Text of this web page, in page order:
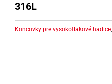
316L
Koncovky pre vysokotlakové hadice,